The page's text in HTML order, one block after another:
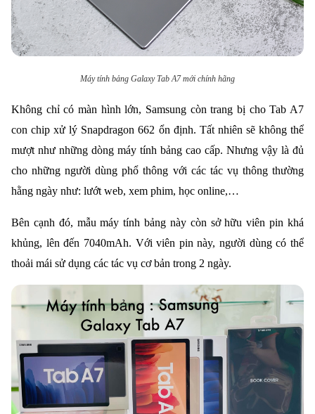
Máy tính bảng Galaxy Tab A7 mới chính hãng
Không chỉ có màn hình lớn, Samsung còn trang bị cho Tab A7
con chip xử lý Snapdragon 662 ổn định. Tất nhiên sẽ không thể
mượt như những dòng máy tính bảng cao cấp. Nhưng vậy là đủ
cho những người dùng phổ thông với các tác vụ thông thường
hằng ngày như: lướt web, xem phim, học online,…
Bên cạnh đó, mẫu máy tính bảng này còn sở hữu viên pin khá
khủng, lên đến 7040mAh. Với viên pin này, người dùng có thể
thoải mái sử dụng các tác vụ cơ bản trong 2 ngày.